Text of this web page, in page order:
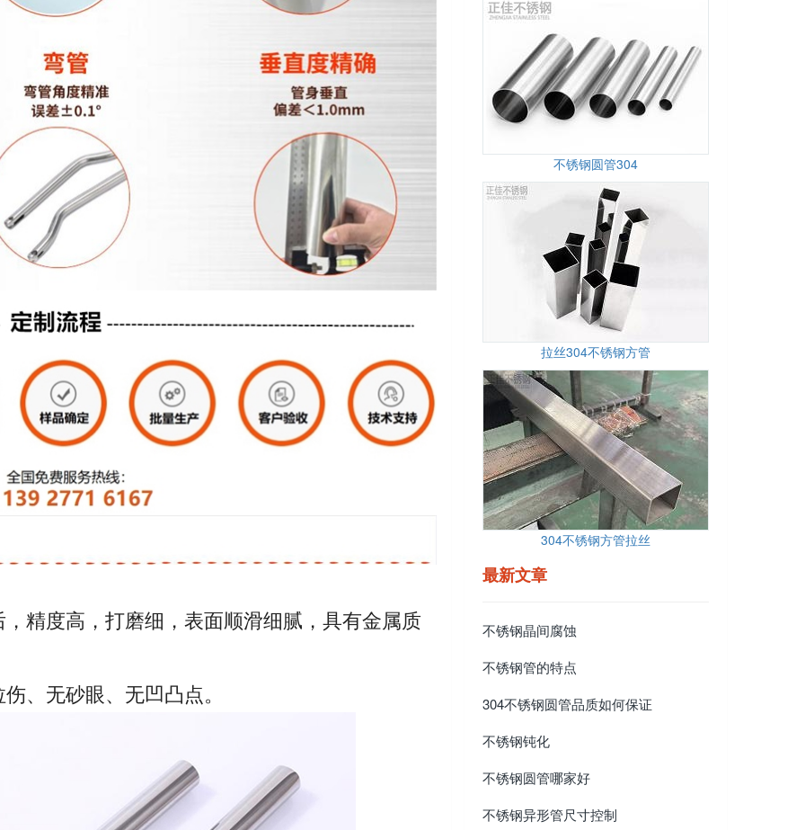
精度高，打磨细，表面顺滑细腻，具有金属质
、无砂眼、无凹凸点。
不锈钢圆管304
拉丝304不锈钢方管
304不锈钢方管拉丝
最新文章
不锈钢晶间腐蚀
不锈钢管的特点
304不锈钢圆管品质如何保证
不锈钢钝化
不锈钢圆管哪家好
不锈钢异形管尺寸控制